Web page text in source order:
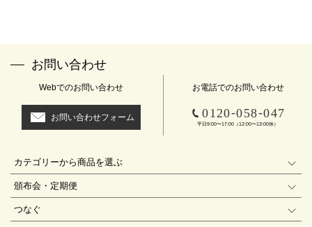
お問い合わせ
Webでのお問い合わせ
お問い合わせフォーム
お電話でのお問い合わせ
0120-058-047
平日9:00〜17:00（12:00〜13:00休）
カテゴリーから商品を選ぶ
頒布会・定期便
つなぐ